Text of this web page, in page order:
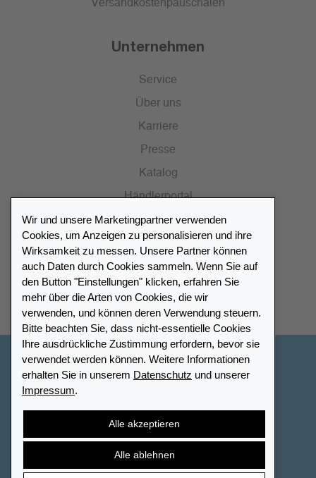
Versandkostenpauschalen
Unternehmen
Service
Über uns
Karriere
Presse
Katalog
Händlerportal
Händlerverzeichnis
Meinen Leuchtturm Händler finden
Wir und unsere Marketingpartner verwenden
Cookies, um Anzeigen zu personalisieren und ihre
Wirksamkeit zu messen. Unsere Partner können
auch Daten durch Cookies sammeln. Wenn Sie auf
den Button "Einstellungen" klicken, erfahren Sie
mehr über die Arten von Cookies, die wir
verwenden, und können deren Verwendung steuern.
Bitte beachten Sie, dass nicht-essentielle Cookies
Ihre ausdrückliche Zustimmung erfordern, bevor sie
verwendet werden können. Weitere Informationen
erhalten Sie in unserem Datenschutz und unserer
Impressum.
Alle akzeptieren
Alle ablehnen
Deutschland
Cookie-Einstellungen
Widerrufsbelehrung Vertrag widerrufen